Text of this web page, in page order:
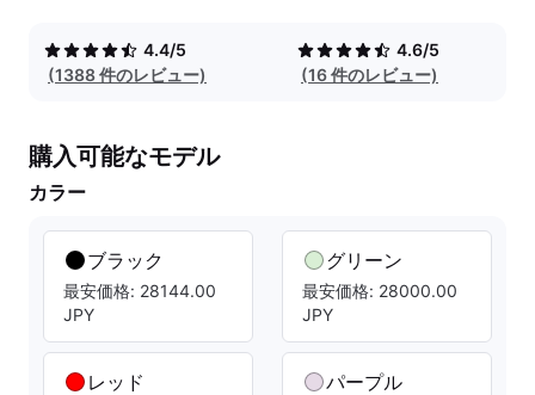
4.4/5
(1388 件のレビュー)
4.6/5
(16 件のレビュー)
購入可能なモデル
カラー
ブラック
最安価格: 28144.00
JPY
レッド
グリーン
最安価格: 28000.00
JPY
パープル